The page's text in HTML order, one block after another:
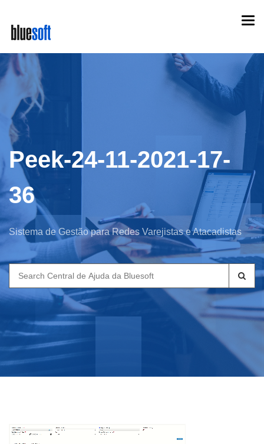
main
content
Peek-24-11-2021-17-
36
Sistema de Gestão para Redes Varejistas e Atacadistas
Search
for: